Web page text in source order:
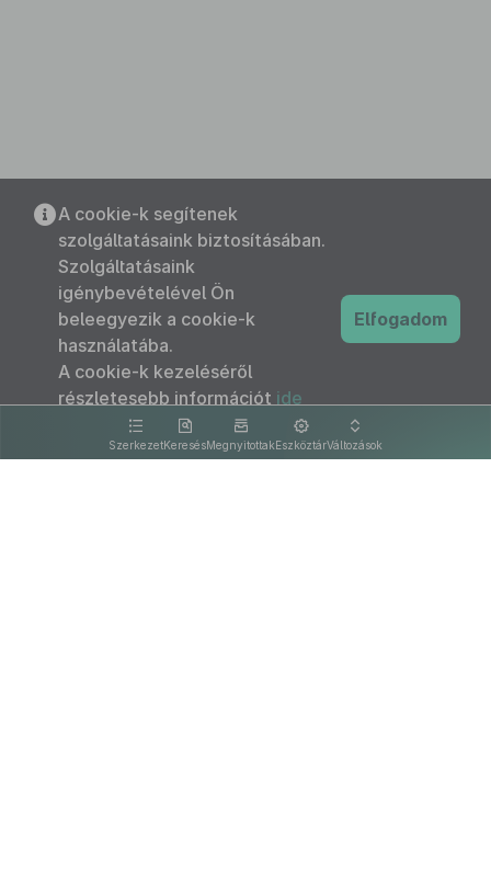
SzerkezetKeresésMegnyitottakEszköztárVáltozások
A cookie-k segítenek
szolgáltatásaink biztosításában.
Szolgáltatásaink
igénybevételével Ön
beleegyezik a cookie-k
használatába.
A cookie-k kezeléséről
részletesebb információt ide
kattintva olvashat.
Elfogadom